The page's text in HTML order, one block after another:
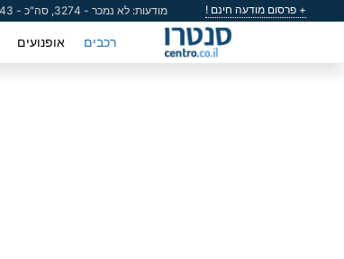
+ פרסום מודעה חינם ! מודעות: לא נמכר - 3274, סה"כ - 54643
רכבים אופנועים